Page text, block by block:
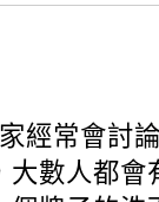
經常會討
大數人都會